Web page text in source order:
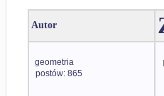
Autor
geometria
postów: 865